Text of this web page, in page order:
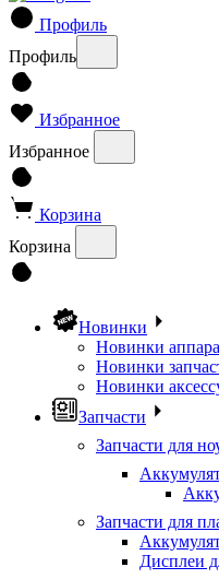
Профиль
Профиль
Избранное
Избранное
Корзина
Корзина
Новинки
Новинки
Новинки
Новинки
Запчасти
Запчасти для
Запчасти для
Дисплеи